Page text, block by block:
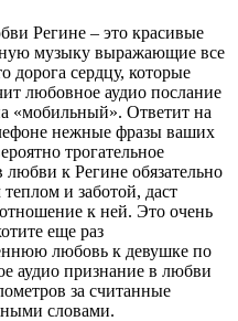
Регине – это красивые
музыку выражающие все
дорога сердцу, которые
любовное аудио послание
«мобильный». Ответит на
нежные фразы ваших
трогательное
любви к Регине обязательно
и заботой, даст
к ней. Это очень
еще раз
любовь к девушке по
аудио признание в любви
за считанные
словами.